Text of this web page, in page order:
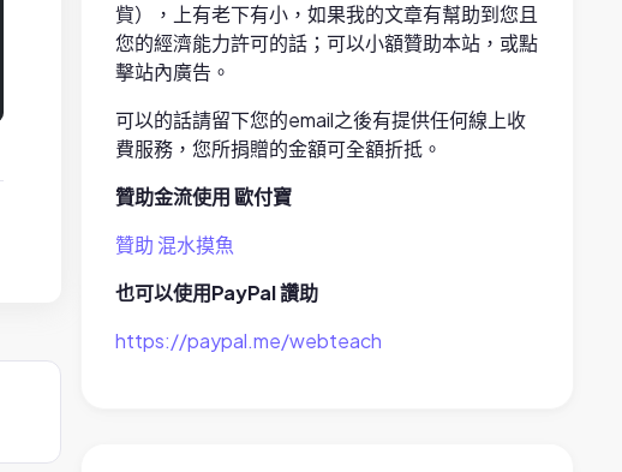
貲），上有老下有小，如果我的文章有幫助到您且
您的經濟能力許可的話；可以小額贊助本站，或點
擊站內廣告。
可以的話請留下您的email之後有提供任何線上收
費服務，您所捐贈的金額可全額折抵。
贊助金流使用 歐付寶
贊助 混水摸魚
也可以使用PayPal 讚助
https://paypal.me/webteach